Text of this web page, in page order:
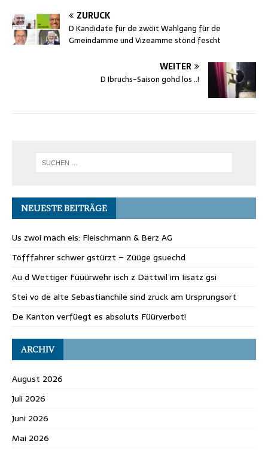
ZURÜCK
D Kandidate für de zwöit Wahlgang für de
Gmeindamme und Vizeamme stönd fescht
WEITER
D Ibruchs-Saison gohd los ..!
NEUESTE BEITRÄGE
Us zwoi mach eis: Fleischmann & Berz AG
Töfffahrer schwer gstürzt – Züüge gsuechd
Au d Wettiger Füüürwehr isch z Dättwil im Iisatz gsi
Stei vo de alte Sebastianchile sind zruck am Ursprungsort
De Kanton verfüegt es absoluts Füürverbot!
ARCHIV
August 2026
Juli 2026
Juni 2026
Mai 2026